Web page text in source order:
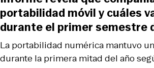
La portabilidad numérica mantuvo
durante la primera mitad del año
portabilidad móvil y cuáles
durante el primer semestre